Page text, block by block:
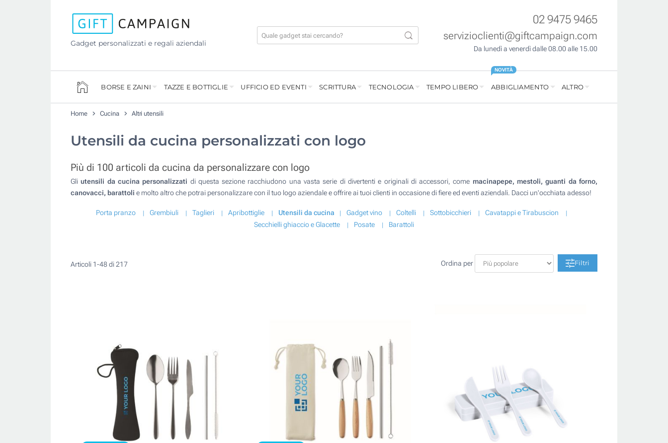
Gadget personalizzati e regali aziendali
02 9475 9465
servizioclienti@giftcampaign.com
Da lunedì a venerdì dalle 08.00 alle 15.00
BORSE E ZAINI TAZZE E BOTTIGLIE UFFICIO ED EVENTI SCRITTURA TECNOLOGIA TEMPO LIBERO ABBIGLIAMENTO
NOVITÀ
ALTRO
Home Cucina Altri utensili
Utensili da cucina personalizzati con logo
Più di 100 articoli da cucina da personalizzare con logo
Gliutensili da cucina personalizzati di questa sezione racchiudono una vasta serie di divertenti e originali di accessori, come macinapepe, mestoli, guanti da forno,
canovacci, barattoli e molto altro che potrai personalizzare con il tuo logo aziendale e offrire ai tuoi clienti in occasione di fiere ed eventi aziendali. Dacci un'occhiata adesso!
Porta pranzo Grembiuli Taglieri Apribottiglie Utensili da cucina Gadget vino Coltelli Sottobicchieri
Cavatappi e Tirabuscion
Secchielli ghiaccio e Glacette
Posate Barattoli
Articoli 1-48di217 Ordina per Filtri